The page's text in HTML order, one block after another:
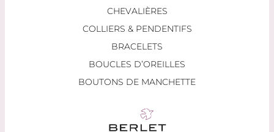
CHEVALIÈRES
COLLIERS & PENDENTIFS
BRACELETS
BOUCLES D’OREILLES
BOUTONS DE MANCHETTE